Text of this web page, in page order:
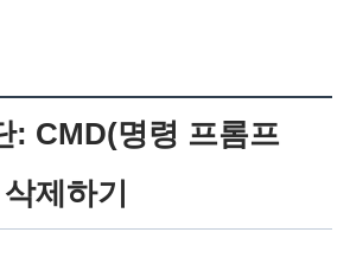
: CMD(명령 프롬프
제하기